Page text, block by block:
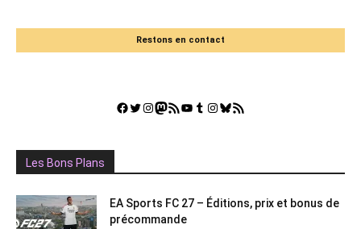
Restons en contact
Facebook
Twitter
Instagram
Mastodon
Flux RSSYouTube
Tumblr
Instagram
Bluesky
GestGame
Les Bons Plans
EA Sports FC 27 – Éditions, prix et bonus de
précommande